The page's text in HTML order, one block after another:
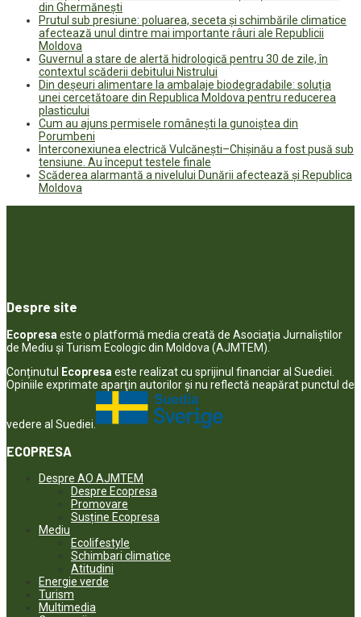
din Ghermănești
Prutul sub presiune: poluarea, seceta și schimbările climatice
afectează unul dintre mai importante râuri ale Republicii
Moldova
Guvernul a stare de alertă hidrologică pentru 30 de zile, în
contextul scăderii debitului Nistrului
Din deșeuri alimentare la ambalaje biodegradabile: soluția
unei cercetătoare din Republica Moldova pentru reducerea
plasticului
Cum au ajuns permisele românești la gunoiștea din
Porumbeni
Interconexiunea electrică Vulcănești–Chișinău a fost pusă sub
tensiune. Au început testele finale
Scăderea alarmantă a nivelului Dunării afectează și Republica
Moldova
Despre site
Ecopresa este o platformă media creată de Asociația Jurnaliștilor
de Mediu și Turism Ecologic din Moldova (AJMTEM).
Conținutul Ecopresa este realizat cu sprijinul financiar al Suediei.
Opiniile exprimate aparţin autorilor şi nu reflectă neapărat punctul de
vedere al Suediei.
ECOPRESA
Despre AO AJMTEM
Despre Ecopresa
Promovare
Susține Ecopresa
Mediu
Ecolifestyle
Schimbari climatice
Atitudini
Energie verde
Turism
Multimedia